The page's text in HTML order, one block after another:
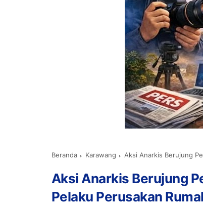
Beranda Karawang Aksi Anarkis Berujung
Aksi Anarkis Berujung
Pelaku Perusakan